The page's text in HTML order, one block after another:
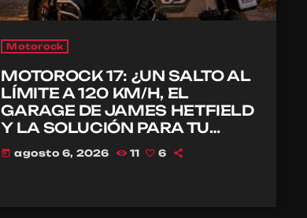
Motorock
MOTOROCK 17: ¿UN SALTO AL
LÍMITE A 120 KM/H, EL
GARAGE DE JAMES HETFIELD
Y LA SOLUCIÓN PARA TU
CASCO?
today agosto 6, 2026 11 6